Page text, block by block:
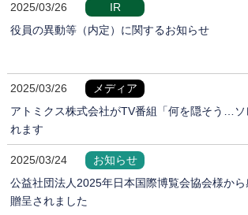
2025/03/26
IR
役員の異動等（内定）に関するお知らせ
2025/03/26
メディア
アトミクス株式会社がTV番組「何を隠そう…ソ
れます
2025/03/24
お知らせ
公益社団法人2025年日本国際博覧会協会様か
贈呈されました